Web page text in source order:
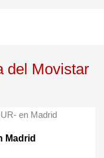
del Movistar
Madrid